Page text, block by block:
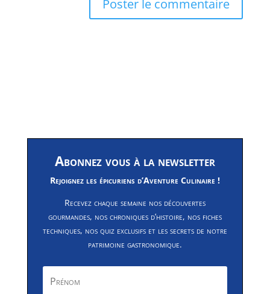
Abonnez vous à la newsletter
Rejoignez les épicuriens d’Aventure Culinaire !
Recevez chaque semaine nos découvertes
gourmandes, nos chroniques d’histoire, nos fiches
techniques, nos quiz exclusifs et les secrets de notre
patrimoine gastronomique.